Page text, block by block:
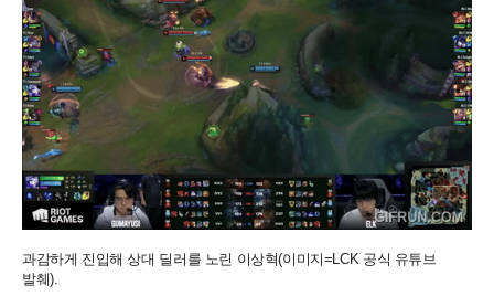
과감하게 진입해 상대 딜러를 노린 이상혁(이미지=LCK 공식 유튜브
발췌).